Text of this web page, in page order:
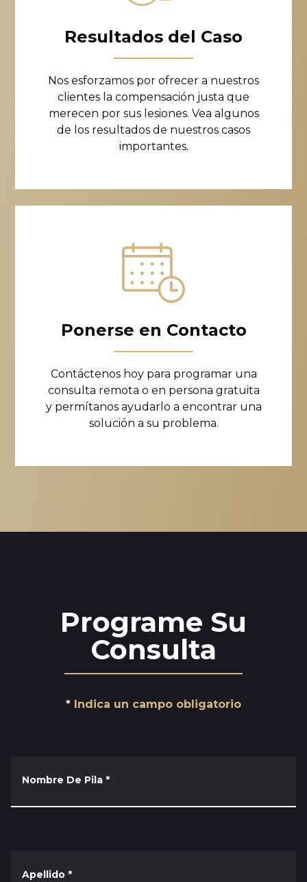
Resultados del Caso
Nos esforzamos por ofrecer a nuestros
clientes la compensación justa que
merecen por sus lesiones. Vea algunos
de los resultados de nuestros casos
importantes.
Ponerse en Contacto
Contáctenos hoy para programar una
consulta remota o en persona gratuita
y permítanos ayudarlo a encontrar una
solución a su problema.
Programe Su
Consulta
Indica un campo obligatorio
Nombre De Pila *
Apellido *